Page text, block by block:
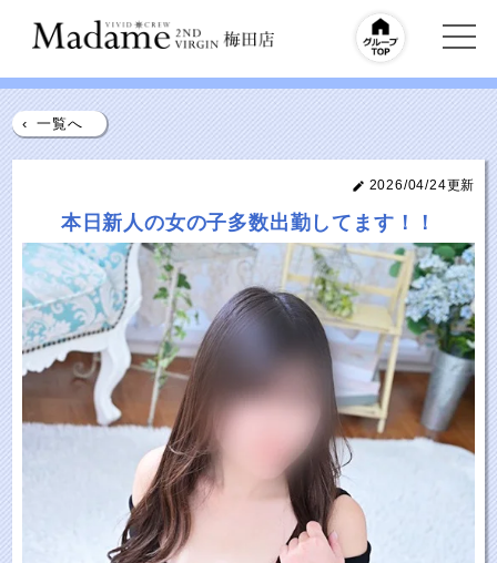
‹ 一覧へ
2026/04/24更新
本日新人の女の子多数出勤してます！！